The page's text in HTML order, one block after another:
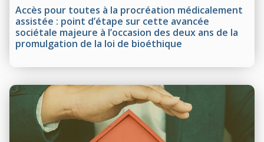
Accès pour toutes à la procréation médicalement
assistée : point d’étape sur cette avancée
sociétale majeure à l’occasion des deux ans de la
promulgation de la loi de bioéthique